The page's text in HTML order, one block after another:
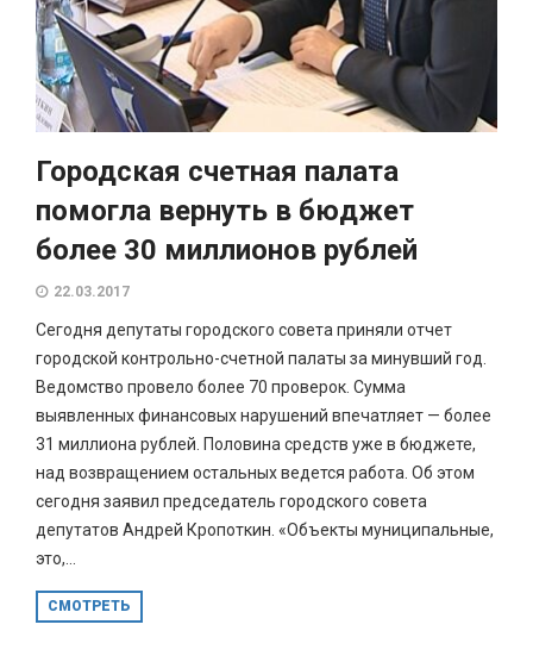
Городская счетная палата
помогла вернуть в бюджет
более 30 миллионов рублей
22.03.2017
Сегодня депутаты городского совета приняли отчет
городской контрольно-счетной палаты за минувший год.
Ведомство провело более 70 проверок. Сумма
выявленных финансовых нарушений впечатляет — более
31 миллиона рублей. Половина средств уже в бюджете,
над возвращением остальных ведется работа. Об этом
сегодня заявил председатель городского совета
депутатов Андрей Кропоткин. «Объекты муниципальные,
это,...
СМОТРЕТЬ